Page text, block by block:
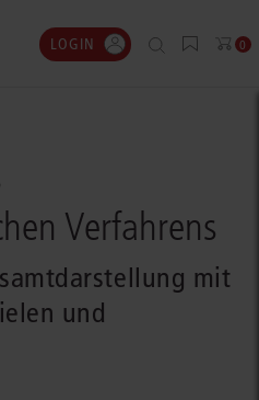
LOGIN 0
Verfahrens
mit
und